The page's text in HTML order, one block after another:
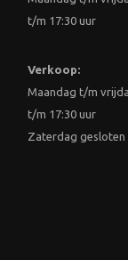
t/m 17:30 uur
Verkoop:
Maandag t/m
t/m 17:30 uur
Zaterdag gesloten